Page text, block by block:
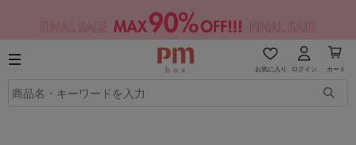
お気に入り ログイン カート